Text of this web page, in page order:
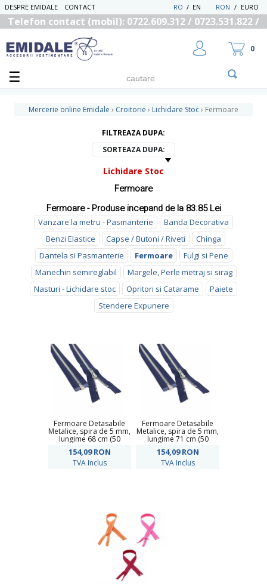
DESPRE EMIDALE CONTACT RON / EURO
EN
/
RO
Telefon contact (mobil): 0722.609.312 / 0723.531.822 /
UTILIZATOR NOU
RECUPEREAZA PAROLA
0
Mercerie online Emidale › Croitorie › Lichidare Stoc› Fermoare
FILTREAZA DUPA:
SORTEAZA DUPA:
Lichidare Stoc
Fermoare
Fermoare - Produse incepand de la 83.85 Lei
Vanzare la metru - Pasmanterie
Banda Decorativa
Benzi Elastice
Capse / Butoni / Riveti
Chinga
Dantela si Pasmanterie
Fermoare
Fulgi si Pene
Manechin semireglabil
Margele, Perle metraj si sirag
Nasturi - Lichidare stoc
Opritori si Catarame
Paiete
Stendere Expunere
Fermoare Detasabile
Metalice, spira de 5 mm,
lungime 68 cm (50
154,09RON
TVA Inclus
Fermoare Detasabile
Metalice, spira de 5 mm,
lungime 71 cm (50
154,09RON
TVA Inclus